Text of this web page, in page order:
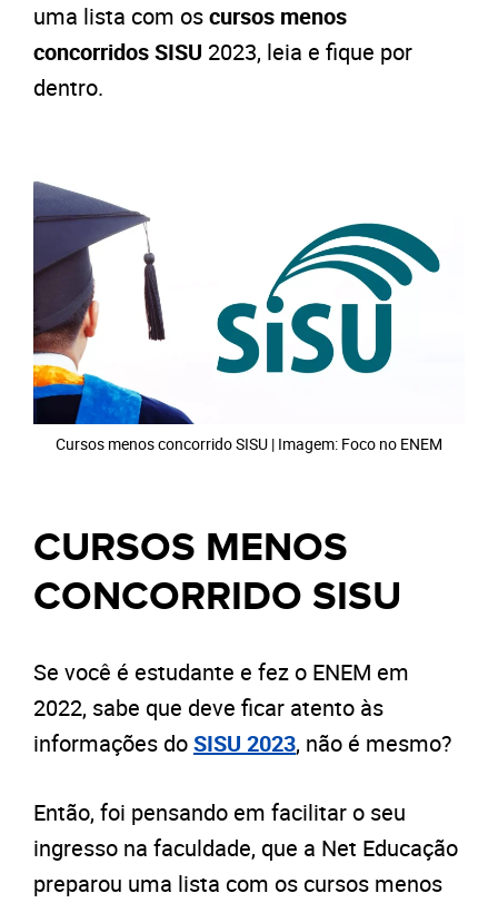
uma lista com oscursos menos
concorridos SISU 2023, leia e fique por
dentro.
Cursos menos concorrido SISU | Imagem: Foco no ENEM
CURSOS MENOS
CONCORRIDO SISU
Se você é estudante e fez o ENEM em
2022, sabe que deve ficar atento às
informações doSISU 2023, não é mesmo?
Então, foi pensando em facilitar o seu
ingresso na faculdade, que a Net Educação
preparou uma lista com os cursos menos